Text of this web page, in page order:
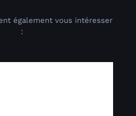
également vous intéresser
: